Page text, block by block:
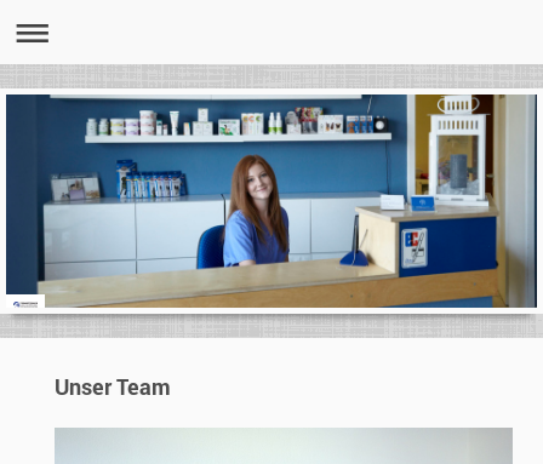
Unser Team